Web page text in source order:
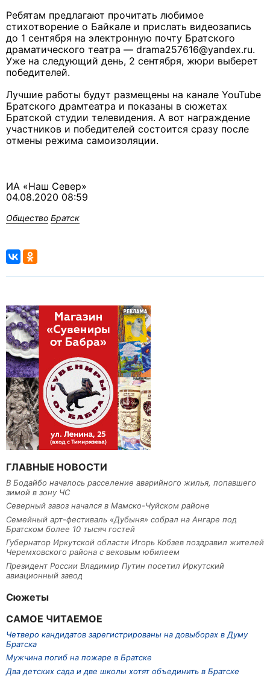
Ребятам предлагают прочитать любимое
стихотворение о Байкале и прислать видеозапись
до 1 сентября на электронную почту Братского
драматического театра — drama257616@yandex.ru.
Уже на следующий день, 2 сентября, жюри выберет
победителей.
Лучшие работы будут размещены на канале YouTube
Братского драмтеатра и показаны в сюжетах
Братской студии телевидения. А вот награждение
участников и победителей состоится сразу после
отмены режима самоизоляции.
ИА «Наш Север»
04.08.2020 08:59
Общество Братск
ГЛАВНЫЕ НОВОСТИ
В Бодайбо началось расселение аварийного жилья, попавшего
зимой в зону ЧС
Северный завоз начался в Мамско-Чуйском районе
Семейный арт-фестиваль «Дубыня» собрал на Ангаре под
Братском более 10 тысяч гостей
Губернатор Иркутской области Игорь Кобзев поздравил жителей
Черемховского района с вековым юбилеем
Президент России Владимир Путин посетил Иркутский
авиационный завод
Сюжеты
САМОЕ ЧИТАЕМОЕ
Четверо кандидатов зарегистрированы на довыборах в Думу
Братска
Мужчина погиб на пожаре в Братске
Два детских сада и две школы хотят объединить в Братске